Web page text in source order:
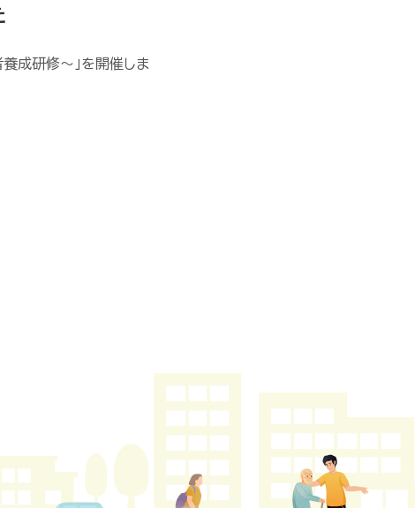
成研修～」を開催しま